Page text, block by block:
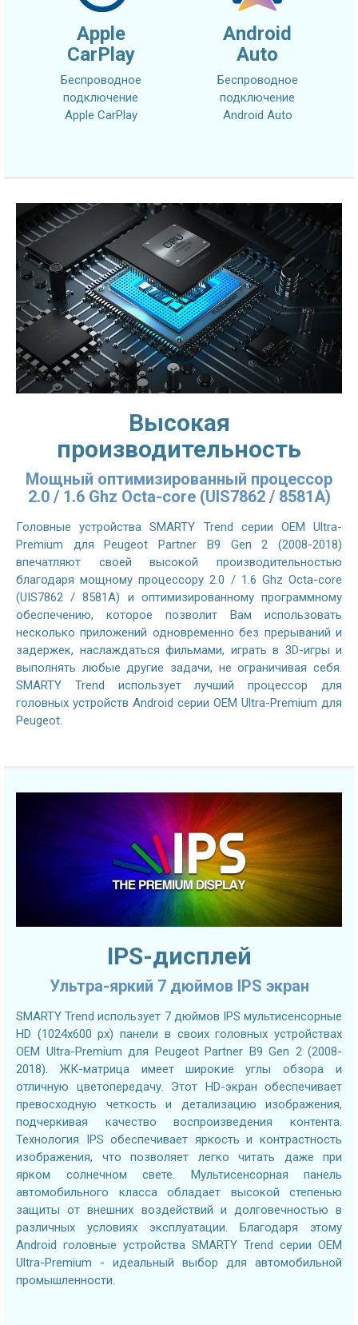
Apple
CarPlay
Беспроводное
подключение
Apple CarPlay
Android
Auto
Беспроводное
подключение
Android Auto
Высокая
производительность
Мощный оптимизированный процессор
2.0 / 1.6 Ghz Octa-core (UIS7862 / 8581A)
Головные устройства SMARTY Trend серии OEM Ultra-
Premium для Peugeot Partner B9 Gen 2 (2008-2018)
впечатляют своей высокой производительностью
благодаря мощному процессору 2.0 / 1.6 Ghz Octa-core
(UIS7862 / 8581A) и оптимизированному программному
обеспечению, которое позволит Вам использовать
несколько приложений одновременно без прерываний и
задержек, наслаждаться фильмами, играть в 3D-игры и
выполнять любые другие задачи, не ограничивая себя.
SMARTY Trend использует лучший процессор для
головных устройств Android серии OEM Ultra-Premium для
Peugeot.
IPS-дисплей
Ультра-яркий 7 дюймов IPS экран
SMARTY Trend использует 7 дюймов IPS мультисенсорные
HD (1024х600 px) панели в своих головных устройствах
OEM Ultra-Premium для Peugeot Partner B9 Gen 2 (2008-
2018). ЖК-матрица имеет широкие углы обзора и
отличную цветопередачу. Этот HD-экран обеспечивает
превосходную четкость и детализацию изображения,
подчеркивая качество воспроизведения контента.
Технология IPS обеспечивает яркость и контрастность
изображения, что позволяет легко читать даже при
ярком солнечном свете. Мультисенсорная панель
автомобильного класса обладает высокой степенью
защиты от внешних воздействий и долговечностью в
различных условиях эксплуатации. Благодаря этому
Android головные устройства SMARTY Trend серии OEM
Ultra-Premium - идеальный выбор для автомобильной
промышленности.